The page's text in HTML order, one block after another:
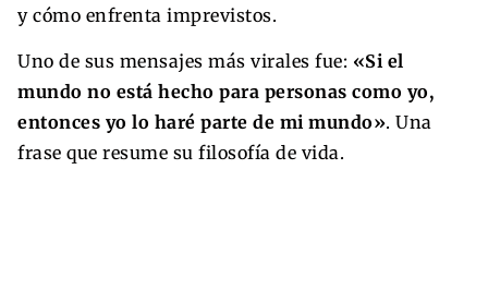
y cómo enfrenta imprevistos.
Uno de sus mensajes más virales fue: «Si el
mundo no está hecho para personas como yo,
entonces yo lo haré parte de mi mundo». Una
frase que resume su filosofía de vida.